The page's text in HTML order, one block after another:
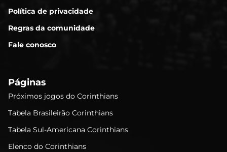
Política de privacidade
Regras da comunidade
Fale conosco
Páginas
Próximos jogos do Corinthians
Tabela Brasileirão Corinthians
Tabela Sul-Americana Corinthians
Elenco do Corinthians